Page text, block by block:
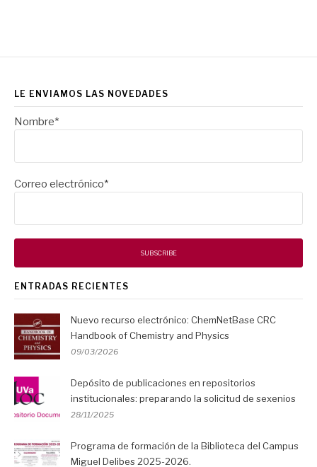
LE ENVIAMOS LAS NOVEDADES
Nombre*
Correo electrónico*
ENTRADAS RECIENTES
Nuevo recurso electrónico: ChemNetBase CRC
Handbook of Chemistry and Physics
09/03/2026
Depósito de publicaciones en repositorios
institucionales: preparando la solicitud de sexenios
28/11/2025
Programa de formación de la Biblioteca del Campus
Miguel Delibes 2025-2026.